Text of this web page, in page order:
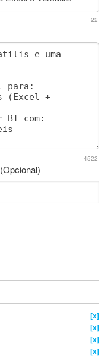
22
4522
(Opcional)
[x]
[x]
[x]
[x]